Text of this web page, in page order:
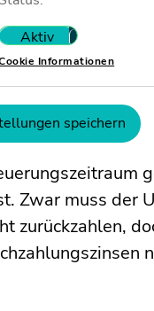
„Beratung“ in
eines
nicht eindeutig
Zwar muss der
zurückzahlen,
Aktiv
Nicht aktiv
Informationen
speichern